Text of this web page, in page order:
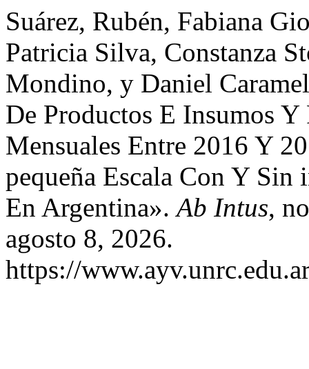
Suárez, Rubén, Fabiana
Patricia Silva, Constanza
Mondino, y Daniel
De Productos E Insumos Y
Mensuales Entre 2016 Y
pequeña Escala Con Y Sin
En Argentina».Ab Intus,
agosto 8, 2026.
https://